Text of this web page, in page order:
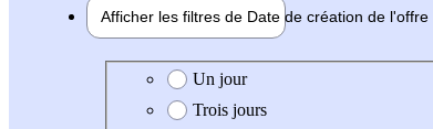
Afficher les filtres de Date de création de l'offre
Date de création de l'offre
Un jour
Trois jours